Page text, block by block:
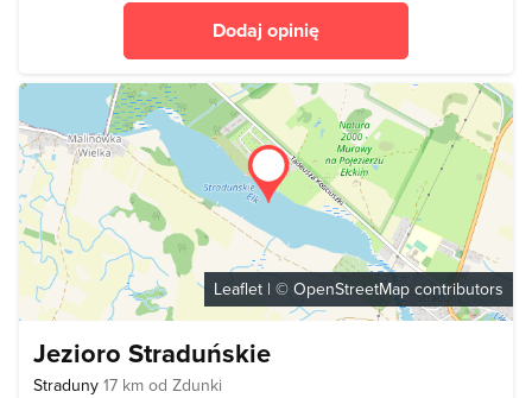
Dodaj opinię
Leaflet | © OpenStreetMap contributors
Jezioro Straduńskie
Straduny 17 km od Zdunki